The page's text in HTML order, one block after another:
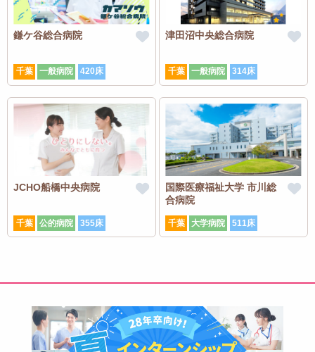
鎌ケ谷総合病院
千葉 一般病院 420床
津田沼中央総合病院
千葉 一般病院 314床
JCHO船橋中央病院
千葉 公的病院 355床
国際医療福祉大学 市川総
合病院
千葉 大学病院 511床